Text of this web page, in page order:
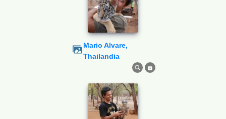
Mario Alvare,
Thailandia